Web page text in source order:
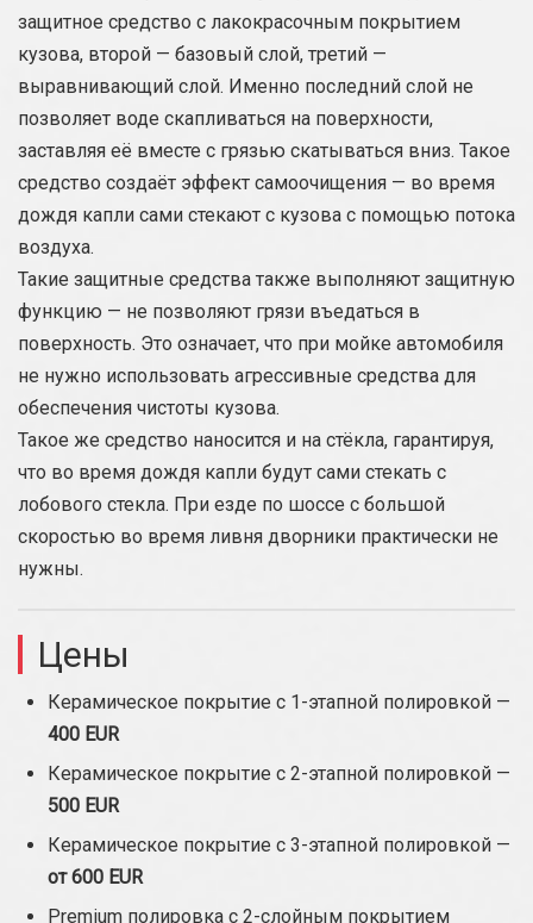
защитное средство с лакокрасочным покрытием
кузова, второй — базовый слой, третий —
выравнивающий слой. Именно последний слой не
позволяет воде скапливаться на поверхности,
заставляя её вместе с грязью скатываться вниз. Такое
средство создаёт эффект самоочищения — во время
дождя капли сами стекают с кузова с помощью потока
воздуха.
Такие защитные средства также выполняют защитную
функцию — не позволяют грязи въедаться в
поверхность. Это означает, что при мойке автомобиля
не нужно использовать агрессивные средства для
обеспечения чистоты кузова.
Такое же средство наносится и на стёкла, гарантируя,
что во время дождя капли будут сами стекать с
лобового стекла. При езде по шоссе с большой
скоростью во время ливня дворники практически не
нужны.
Цены
Керамическое покрытие с 1-этапной полировкой —
400 EUR
Керамическое покрытие с 2-этапной полировкой —
500 EUR
Керамическое покрытие с 3-этапной полировкой —
от 600 EUR
Premium полировка с 2-слойным покрытием